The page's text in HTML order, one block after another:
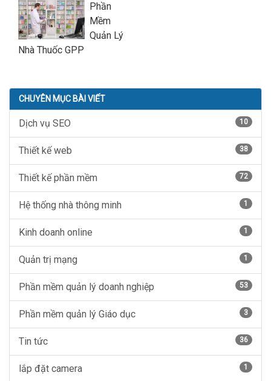
Phần
Mềm
Quản Lý
Nhà Thuốc GPP
CHUYÊN MỤC BÀI VIẾT
Dịch vụ SEO 10
Thiết kế web 38
Thiết kế phần mềm 72
Hệ thống nhà thông minh 1
Kinh doanh online 1
Quản trị mạng 1
Phần mềm quản lý doanh nghiệp 53
Phần mềm quản lý Giáo dục 3
Tin tức 36
lắp đặt camera 1